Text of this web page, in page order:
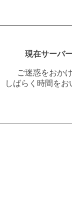
現在サーバ
ご迷惑をおか
しばらく時間を